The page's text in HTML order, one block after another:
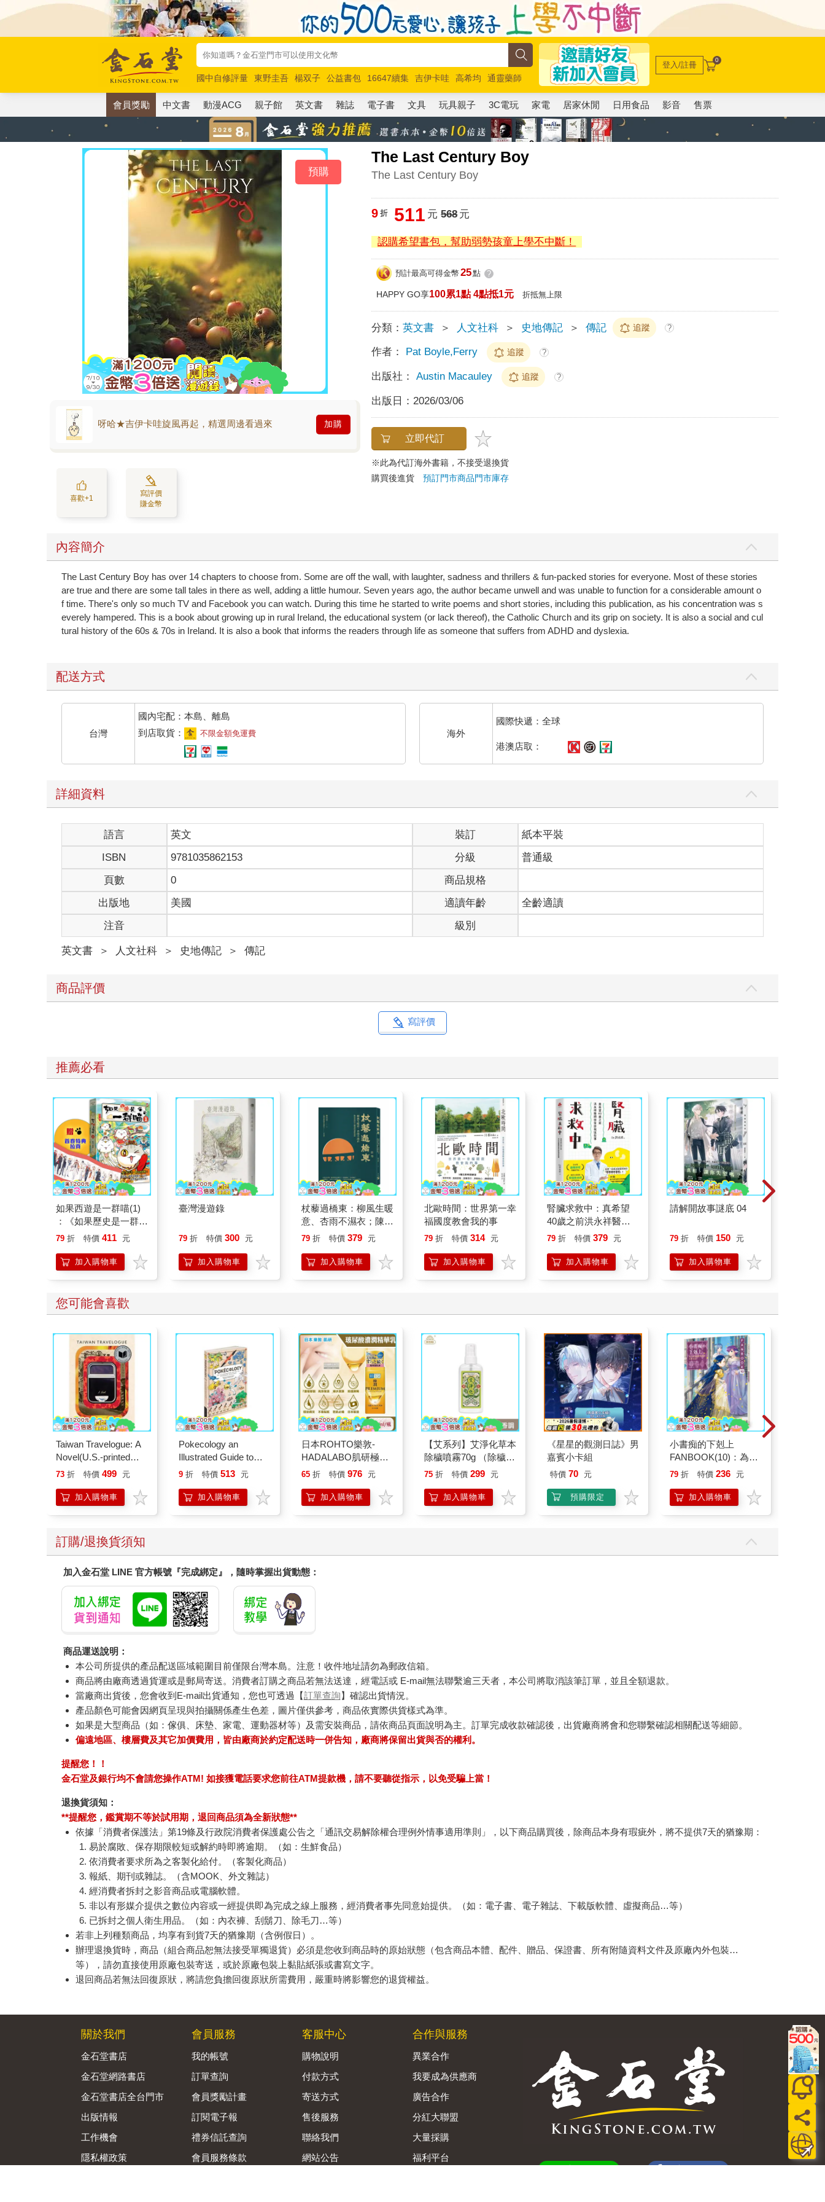
國中自修評量 東野圭吾 楊双子 公益書包 16647續集 吉伊卡哇 高希均
通靈藥師
唯紅花綻放
奧德賽 路邊攤新作 馬斯克 玩具總動員5 超慢跑
登入/註冊 0
會員獎勵 中文書 動漫ACG 親子館 英文書 雜誌 電子書 文具 玩具親子 3C電玩 家電 居家休閒 日用食品 影音 售票
The Last Century Boy
The Last Century Boy
預購
呀哈★吉伊卡哇旋風再起，精選周邊看過來 加購
喜歡+1
寫評價
賺金幣
9 折 511 元 568元
認購希望書包，幫助弱勢孩童上學不中斷！
預計最高可得金幣 25點 ?
HAPPY GO享100累1點 4點抵1元 折抵無上限
分類：英文書 ＞ 人文社科 ＞ 史地傳記 ＞ 傳記 追蹤 ?
作者： Pat Boyle,Ferry 追蹤 ?
出版社： Austin Macauley 追蹤 ?
出版日： 2026/03/06
立即代訂
※此為代訂海外書籍，不接受退換貨
購買後進貨預訂門市商品門市庫存
內容簡介
The Last Century Boy has over 14 chapters to choose from. Some are off the wall, with laughter, sadness and thrillers & fun-packed stories for everyone. Most of these stories
are true and there are some tall tales in there as well, adding a little humour. Seven years ago, the author became unwell and was unable to function for a considerable amount o
f time. There's only so much TV and Facebook you can watch. During this time he started to write poems and short stories, including this publication, as his concentration was s
everely hampered. This is a book about growing up in rural Ireland, the educational system (or lack thereof), the Catholic Church and its grip on society. It is also a social and cul
tural history of the 60s & 70s in Ireland. It is also a book that informs the readers through life as someone that suffers from ADHD and dyslexia.
配送方式
台灣
國內宅配：本島、離島
到店取貨：
不限金額免運費 海外
國際快遞：全球
港澳店取：
詳細資料
語言 英文 裝訂
紙本平裝
ISBN
9781035862153 分級
普通級
頁數
0
商品規格
出版地
美國 適讀年齡
全齡適讀
注音
級別
英文書 ＞ 人文社科 ＞ 史地傳記 ＞ 傳記
商品評價
寫評價
推薦必看
如果西遊是一群喵(1)
：《如果歷史是一群
喵》作者最新力作，附
79 折 特價 411 元
加入購物車
臺灣漫遊錄
79 折 特價 300 元
加入購物車
杖藜過橋東：柳風生暖
意、杏雨不濕衣；陳亮
恭談以心轉境的適齡漫
79 折 特價 379 元
加入購物車
北歐時間：世界第一幸
福國度教會我的事
79 折 特價 314 元
加入購物車
腎臟求救中：真希望
40歲之前洪永祥醫師
就告訴我這些事
79 折 特價 379 元
加入購物車
請解開故事謎底 04
79 折 特價 150 元
加入購物車
您可能會喜歡
Taiwan Travelogue: A
Novel(U.S.-printed
edition)
73 折 特價 499 元
加入購物車
Pokecology an
Illustrated Guide to
Pokemon Ecology
Press)
9 折 特價 513 元
加入購物車
日本ROHTO樂敦-
HADALABO肌研極潤
金緻7重玻尿酸高效保
140ml/金瓶(Premium
臉部肌膚護理乳霜,素
65 折 特價 976 元
加入購物車
【艾系列】艾淨化草本
除穢噴霧70g （除穢/
平安/淨化/艾草/芙蓉/
另有多瓶組優惠賣場
75 折 特價 299 元
加入購物車
《星星的觀測日誌》男
嘉賓小卡組
特價 70 元
預購限定
小書痴的下剋上
FANBOOK(10)：為了
成為圖書管理員不擇手
79 折 特價 236 元
加入購物車
訂購/退換貨須知
加入金石堂 LINE 官方帳號『完成綁定』，隨時掌握出貨動態：
商品運送說明：
本公司所提供的產品配送區域範圍目前僅限台灣本島。注意！收件地址請勿為郵政信箱。
商品將由廠商透過貨運或是郵局寄送。消費者訂購之商品若無法送達，經電話或 E-mail無法聯繫逾三天者，本公司將取消該筆訂單，並且全額退款。
當廠商出貨後，您會收到E-mail出貨通知，您也可透過【訂單查詢】確認出貨情況。
產品顏色可能會因網頁呈現與拍攝關係產生色差，圖片僅供參考，商品依實際供貨樣式為準。
如果是大型商品（如：傢俱、床墊、家電、運動器材等）及需安裝商品，請依商品頁面說明為主。訂單完成收款確認後，出貨廠商將會和您聯繫確認相關配送等細節。
偏遠地區、樓層費及其它加價費用，皆由廠商於約定配送時一併告知，廠商將保留出貨與否的權利。
提醒您！！
金石堂及銀行均不會請您操作ATM! 如接獲電話要求您前往ATM提款機，請不要聽從指示，以免受騙上當！
退換貨須知：
**提醒您，鑑賞期不等於試用期，退回商品須為全新狀態**
依據「消費者保護法」第19條及行政院消費者保護處公告之「通訊交易解除權合理例外情事適用準則」，以下商品購買後，除商品本身有瑕疵外，將不提供7天的猶豫期：
易於腐敗、保存期限較短或解約時即將逾期。（如：生鮮食品）
依消費者要求所為之客製化給付。（客製化商品）
報紙、期刊或雜誌。（含MOOK、外文雜誌）
經消費者拆封之影音商品或電腦軟體。
非以有形媒介提供之數位內容或一經提供即為完成之線上服務，經消費者事先同意始提供。（如：電子書、電子雜誌、下載版軟體、虛擬商品…等）
已拆封之個人衛生用品。（如：內衣褲、刮鬍刀、除毛刀…等）
若非上列種類商品，均享有到貨7天的猶豫期（含例假日）。
辦理退換貨時，商品（組合商品恕無法接受單獨退貨）必須是您收到商品時的原始狀態（包含商品本體、配件、贈品、保證書、所有附隨資料文件及原廠內外包裝…
等），請勿直接使用原廠包裝寄送，或於原廠包裝上黏貼紙張或書寫文字。
退回商品若無法回復原狀，將請您負擔回復原狀所需費用，嚴重時將影響您的退貨權益。
關於我們
金石堂書店
金石堂網路書店
金石堂書店全台門市
出版情報
工作機會
隱私權政策
會員服務
我的帳號
訂單查詢
會員獎勵計畫
訂閱電子報
禮券信託查詢
會員服務條款
客服中心
購物說明
付款方式
寄送方式
售後服務
聯絡我們
網站公告
合作與服務
異業合作
我要成為供應商
廣告合作
分紅大聯盟
大量採購
福利平台